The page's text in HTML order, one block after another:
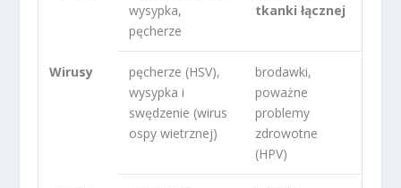
wysypka,
pęcherze
tkanki łącznej
Wirusy
pęcherze (HSV),
wysypka i
swędzenie (wirus
ospy wietrznej)
brodawki,
poważne
problemy
zdrowotne
(HPV)